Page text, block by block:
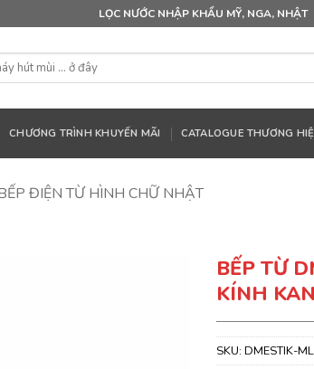
LỌC NƯỚC NHẬP KHẨU MỸ, NGA, NHẬT
CHƯƠNG TRÌNH KHUYẾN MÃI CATALOGUE THƯƠNG
ĐIỆN TỪ HÌNH CHỮ NHẬT
BẾP TỪ
KÍNH
SKU: DMESTIK-